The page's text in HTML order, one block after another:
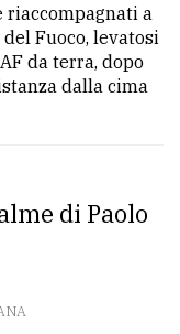
a
Fuoco, levatosi
da terra, dopo
dalla cima
di Paolo